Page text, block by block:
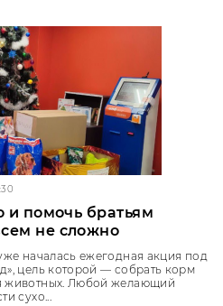
и помочь братьям
не сложно
началась ежегодная акция под
цель которой — собрать корм
животных. Любой желающий
сухо...